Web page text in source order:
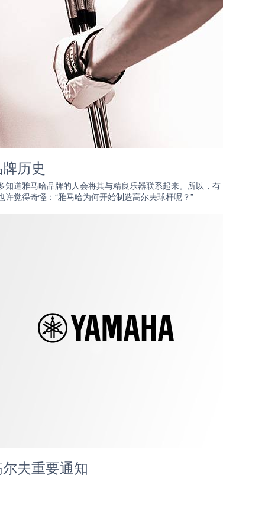
历史
知道雅马哈品牌的人会将其与精良乐器联系起来。所以，有
许觉得奇怪：“雅马哈为何开始制造高尔夫球杆呢？”
夫重要通知